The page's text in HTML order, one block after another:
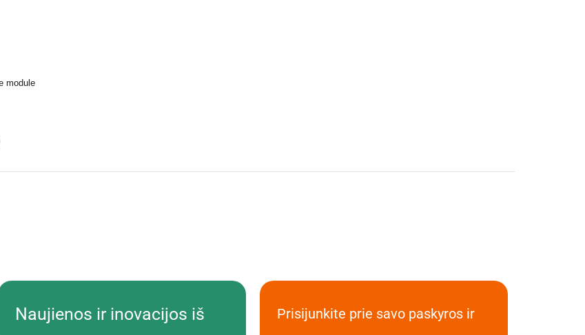
module
Naujienos ir inovacijos iš
Prisijunkite prie savo paskyros ir